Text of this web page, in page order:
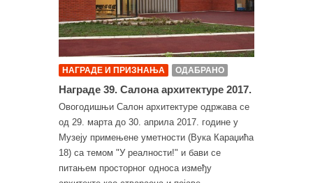
НАГРАДЕ И ПРИЗНАЊА ОДАБРАНО
Награде 39. Салона архитектуре 2017.
Овогодишњи Салон архитектуре одржава се
од 29. марта до 30. априла 2017. године у
Музеју примењене уметности (Вука Караџића
18) са темом "У реалности!" и бави се
питањем просторног односа између